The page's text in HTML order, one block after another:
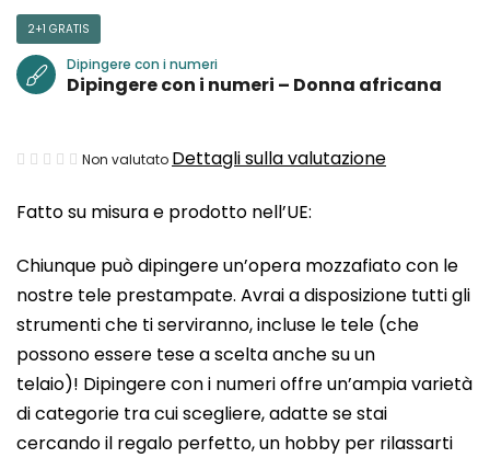
Fatto su misura e prodotto nell’UE:
Chiunque può dipingere un’opera mozzafiato con le
nostre tele prestampate. Avrai a disposizione tutti gli
strumenti che ti serviranno, incluse le tele (che
possono essere tese a scelta anche su un
telaio)! Dipingere con i numeri offre un’ampia varietà
di categorie tra cui scegliere, adatte se stai
cercando il regalo perfetto, un hobby per rilassarti
2+1 GRATIS
Dipingere con i numeri
Dipingere con i numeri – Donna africana
La
media
prodotto
è
0,0
su
5
stelle.
Non valutato Dettagli sulla valutazione